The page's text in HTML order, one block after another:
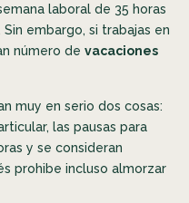
laboral de 35 horas
embargo, si trabajas en
número de vacaciones
muy en serio dos cosas:
las pausas para
y se consideran
prohibe incluso almorzar